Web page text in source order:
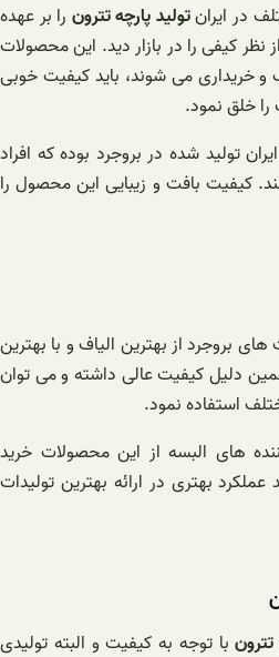
در ایرانتولید پارچه تترون را بر عهده
نظر کیفی را در بازار دید. این محصولات
و خریداری می شوند، باید کیفیت خوبی
را خلق نمود.
تولید شده در بروجرد بوده که افراد
کیفیت بافت و زیبایی این محصول را
بروجرد از بهترین الیاف و با بهترین
دلیل کیفیت عالی داشته و می توان
استفاده نمود.
های البسه از این محصولات خرید
بهتری در ارائه بهترین تولیدات
با توجه به کیفیت و البته تولیدی